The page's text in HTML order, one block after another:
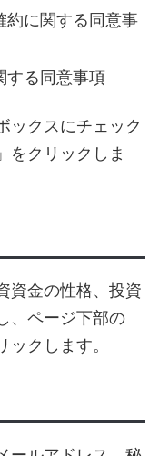
約に関する同意事
する同意事項
ックスにチェック
をクリックしま
資金の性格、投資
、ページ下部の
ックします。